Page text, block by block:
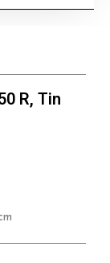
R, Tin